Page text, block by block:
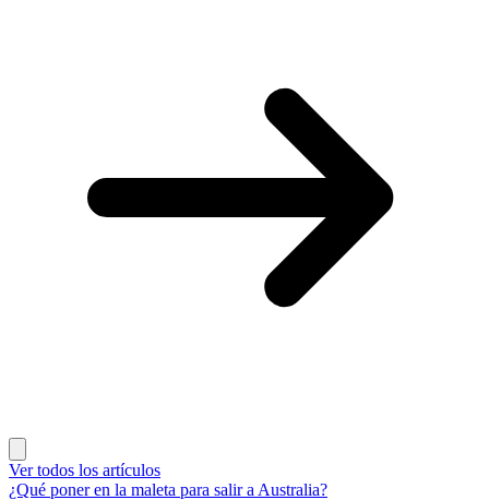
Ver todos los artículos
¿Qué poner en la maleta para salir a Australia?